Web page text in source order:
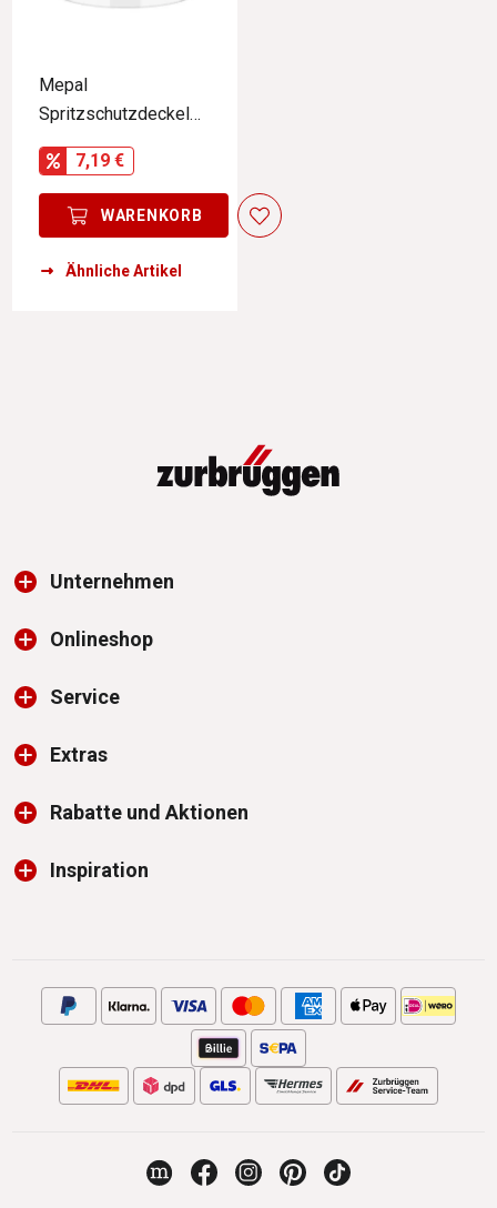
Mepal
Spritzschutzdeckel
Rührschüssel CHEF
IT
7,19 €
WARENKORB
Ähnliche Artikel
Unternehmen
Onlineshop
Service
Extras
Rabatte und Aktionen
Inspiration